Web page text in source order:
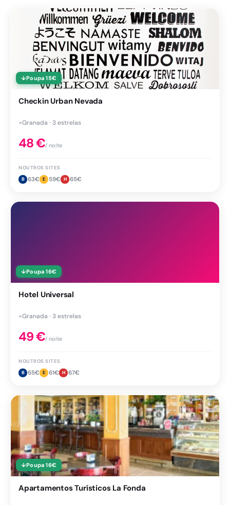
↓Poupa 15€
Checkin Urban Nevada
●Granada · 3 estrelas
48€/ noite
NOUTROS SITES
B 63€ E 59€ H 65€
↓Poupa 16€
Hotel Universal
●Granada · 3 estrelas
49€/ noite
NOUTROS SITES
B 65€ E 61€ H 67€
↓Poupa 16€
Apartamentos Turísticos La Fonda